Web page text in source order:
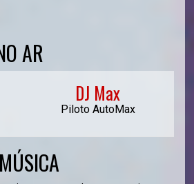
AR
DJ Max
Piloto AutoMax